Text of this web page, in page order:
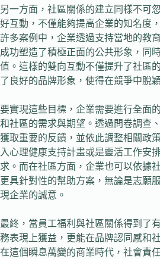
另一方面，社區關係的建立同樣不可
好互動，不僅能夠提高企業的知名度
許多案例中，企業透過支持當地的教
成功塑造了積極正面的公共形象，同
值。這樣的雙向互動不僅提升了社區
了良好的品牌形象，使得在競爭中脫
要實現這些目標，企業需要進行全面
和社區的需求與期望。透過問卷調查
獲取重要的反饋，並依此調整相關政
入心理健康支持計畫或是靈活工作安
求。而在社區方面，企業也可以依據
更具針對性的幫助方案，無論是志願
現企業的誠意。
最終，當員工福利與社區關係得到了
務表現上獲益，更能在品牌認同感和
在這個瞬息萬變的商業時代，社會責